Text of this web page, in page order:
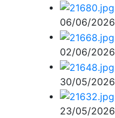
06/06/2026
02/06/2026
30/05/2026
23/05/2026